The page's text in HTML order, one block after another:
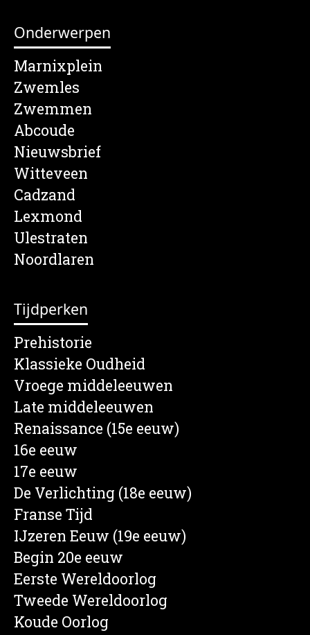
Onderwerpen
Marnixplein
Zwemles
Zwemmen
Abcoude
Nieuwsbrief
Witteveen
Cadzand
Lexmond
Ulestraten
Noordlaren
Tijdperken
Prehistorie
Klassieke Oudheid
Vroege middeleeuwen
Late middeleeuwen
Renaissance (15e eeuw)
16e eeuw
17e eeuw
De Verlichting (18e eeuw)
Franse Tijd
IJzeren Eeuw (19e eeuw)
Begin 20e eeuw
Eerste Wereldoorlog
Tweede Wereldoorlog
Koude Oorlog